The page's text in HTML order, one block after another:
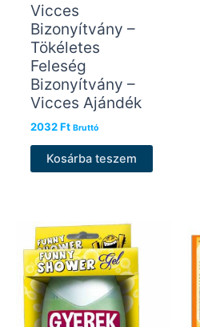
Vicces
Bizonyítvány –
Tökéletes
Feleség
Bizonyítvány –
Vicces Ajándék
2032Ft Bruttó
Kosárba teszem